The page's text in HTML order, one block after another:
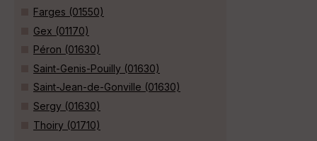
Farges (01550)
Gex (01170)
Péron (01630)
Saint-Genis-Pouilly (01630)
Saint-Jean-de-Gonville (01630)
Sergy (01630)
Thoiry (01710)